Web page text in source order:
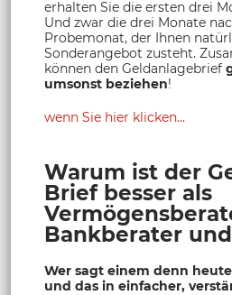
erhalten Sie die ersten drei
Und zwar die drei Monate
Probemonat, der Ihnen
Sonderangebot zusteht.
können den Geldanlagebrief
umsonst beziehen!
wenn Sie hier klicken...
Warum ist der
Brief besser als
Bankberater
Wer sagt einem denn
und das in einfacher,